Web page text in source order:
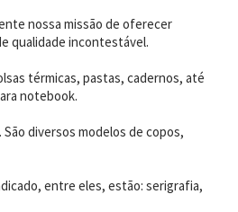
nossa missão de oferecer
qualidade incontestável.
térmicas, pastas, cadernos, até
notebook.
diversos modelos de copos,
entre eles, estão: serigrafia,